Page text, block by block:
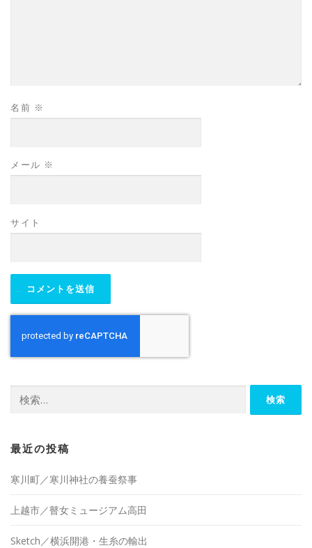
名前 ※
メール ※
サイト
索:
最近の投稿
寒川町／寒川神社の養蚕祭事
上越市／瞽女ミュージアム高田
Sketch／横浜開港・生糸の輸出